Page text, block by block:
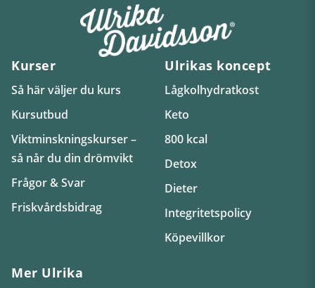
Kurser
Så här väljer du kurs
Kursutbud
Viktminskningskurser –
så når du din drömvikt
Frågor & Svar
Friskvårdsbidrag
Ulrikas koncept
Lågkolhydratkost
Keto
800 kcal
Detox
Dieter
Integritetspolicy
Köpevillkor
Mer Ulrika